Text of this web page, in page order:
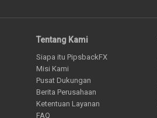
Tentang Kami
Siapa itu PipsbackFX
Misi Kami
Pusat Dukungan
Berita Perusahaan
Ketentuan Layanan
FAQ